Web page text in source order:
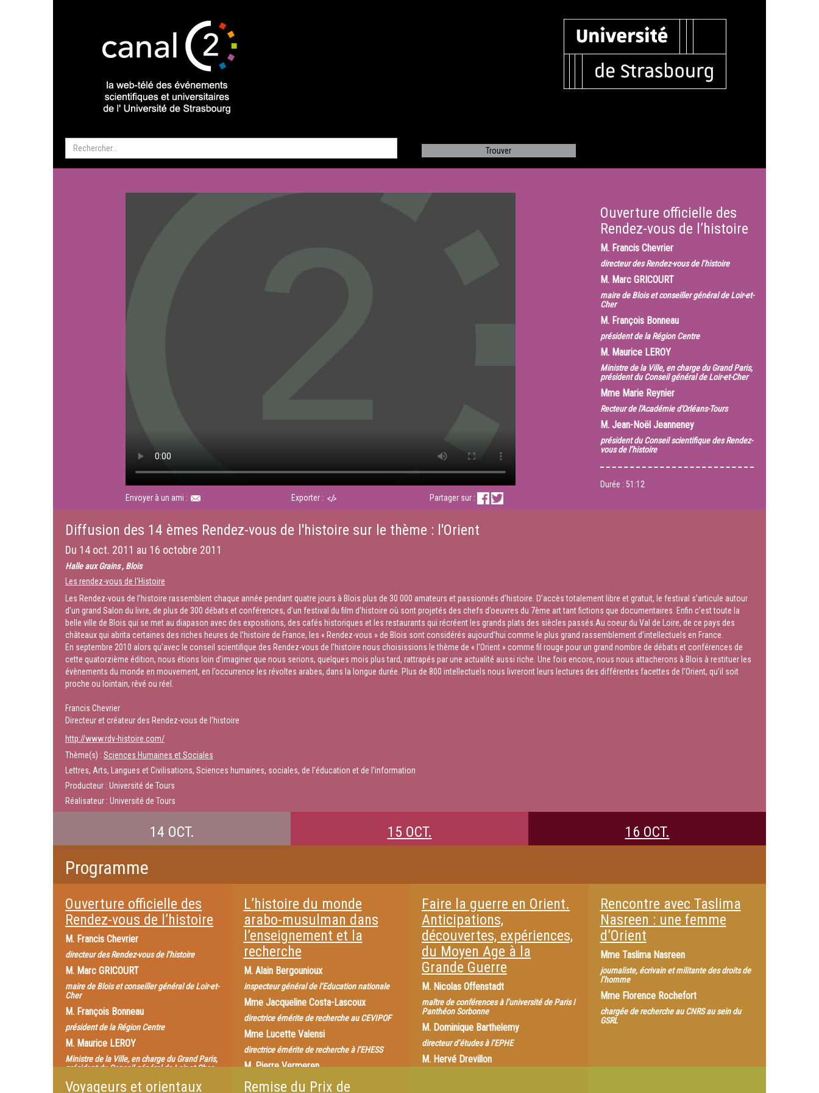
Envoyer à un ami : Exporter : Partager sur :
Ouverture officielle des
Rendez-vous de l’histoire
M. Francis Chevrier
directeur des Rendez-vous de l’histoire
M. Marc GRICOURT
maire de Blois et conseiller général de Loir-et-
Cher
M. François Bonneau
président de la Région Centre
M. Maurice LEROY
Ministre de la Ville, en charge du Grand Paris,
président du Conseil général de Loir-et-Cher
Mme Marie Reynier
Recteur de l'Académie d'Orléans-Tours
M. Jean-Noël Jeanneney
président du Conseil scientifique des Rendez-
vous de l’histoire
Durée : 51:12
Diffusion des 14 èmes Rendez-vous de l'histoire sur le thème : l'Orient
Du 14 oct. 2011 au 16 octobre 2011
Halle aux Grains , Blois
Les rendez-vous de l'Histoire
Les Rendez-vous de l’histoire rassemblent chaque année pendant quatre jours à Blois plus de 30 000 amateurs et passionnés d’histoire. D’accès totalement libre et gratuit, le festival s’articule autour
d’un grand Salon du livre, de plus de 300 débats et conférences, d’un festival du film d’histoire où sont projetés des chefs d’oeuvres du 7ème art tant fictions que documentaires. Enfin c’est toute la
belle ville de Blois qui se met au diapason avec des expositions, des cafés historiques et les restaurants qui récréent les grands plats des siècles passés.Au coeur du Val de Loire, de ce pays des
châteaux qui abrita certaines des riches heures de l’histoire de France, les « Rendez-vous » de Blois sont considérés aujourd’hui comme le plus grand rassemblement d’intellectuels en France.
En septembre 2010 alors qu’avec le conseil scientifique des Rendez-vous de l’histoire nous choisissions le thème de « l’Orient » comme fil rouge pour un grand nombre de débats et conférences de
cette quatorzième édition, nous étions loin d’imaginer que nous serions, quelques mois plus tard, rattrapés par une actualité aussi riche. Une fois encore, nous nous attacherons à Blois à restituer les
évènements du monde en mouvement, en l’occurrence les révoltes arabes, dans la longue durée. Plus de 800 intellectuels nous livreront leurs lectures des différentes facettes de l’Orient, qu’il soit
proche ou lointain, rêvé ou réel.
Francis Chevrier
Directeur et créateur des Rendez-vous de l’histoire
http://www.rdv-histoire.com/
Thème(s) : Sciences Humaines et Sociales
Lettres, Arts, Langues et Civilisations, Sciences humaines, sociales, de l’éducation et de l’information
Producteur : Université de Tours
Réalisateur : Université de Tours
14 OCT. 15 OCT. 16 OCT.
Programme
Ouverture officielle des
Rendez-vous de l’histoire
M. Francis Chevrier
directeur des Rendez-vous de l’histoire
M. Marc GRICOURT
maire de Blois et conseiller général de Loir-et-
Cher
M. François Bonneau
président de la Région Centre
M. Maurice LEROY
Ministre de la Ville, en charge du Grand Paris,
président du Conseil général de Loir-et-Cher
Mme Marie Reynier
L’histoire du monde
arabo-musulman dans
l’enseignement et la
recherche
M. Alain Bergounioux
inspecteur général de l’Education nationale
Mme Jacqueline Costa-Lascoux
directrice émérite de recherche au CEVIPOF
Mme Lucette Valensi
directrice émérite de recherche à l’EHESS
M. Pierre Vermeren
maître de conférences à l’université de Paris I
Faire la guerre en Orient.
Anticipations,
découvertes, expériences,
du Moyen Age à la
Grande Guerre
M. Nicolas Offenstadt
maître de conférences à l’université de Paris I
Panthéon Sorbonne
M. Dominique Barthelemy
directeur d’études à l’EPHE
M. Hervé Drevillon
Rencontre avec Taslima
Nasreen : une femme
d’Orient
Mme Taslima Nasreen
journaliste, écrivain et militante des droits de
l’homme
Mme Florence Rochefort
chargée de recherche au CNRS au sein du
GSRL
Voyageurs et orientaux
Remise du Prix de